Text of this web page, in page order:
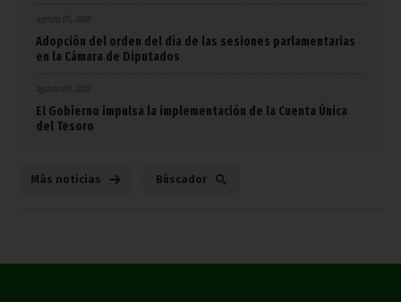
Adopción del orden del día de las sesiones parlamentarias
en la Cámara de Diputados
El Gobierno impulsa la implementación de la Cuenta Única
del Tesoro
Más noticias Búscador